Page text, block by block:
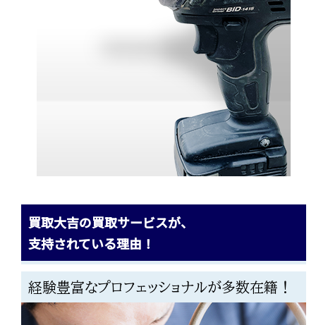
買取大吉の買取サービスが、
支持されている理由！
経験豊富なプロフェッショナルが多数在籍！